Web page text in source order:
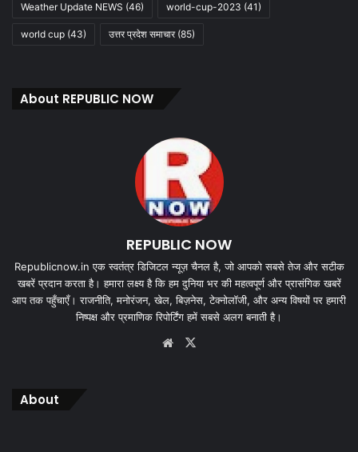
Weather Update NEWS (46) world-cup-2023 (41)
world cup (43) उत्तर प्रदेश समाचार(85)
About REPUBLIC NOW
REPUBLIC NOW
Republicnow.in एक स्वतंत्र डिजिटल न्यूज़ चैनल है, जो आपको सबसे तेज और सटीक
खबरें प्रदान करता है। हमारा लक्ष्य है कि हम दुनिया भर की महत्वपूर्ण और प्रासंगिक खबरें
आप तक पहुँचाएँ। राजनीति, मनोरंजन, खेल, बिज़नेस, टेक्नोलॉजी, और अन्य विषयों पर हमारी
निष्पक्ष और प्रमाणिक रिपोर्टिंग हमें सबसे अलग बनाती है।
Website
About